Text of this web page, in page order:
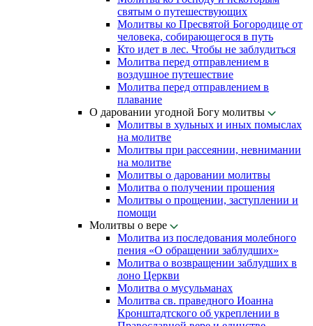
святым о путешествующих
Молитвы ко Пресвятой Богородице от
человека, собирающегося в путь
Кто идет в лес. Чтобы не заблудиться
Молитва перед отправлением в
воздушное путешествие
Молитва перед отправлением в
плавание
О даровании угодной Богу молитвы
Молитвы в хульных и иных помыслах
на молитве
Молитвы при рассеянии, невнимании
на молитве
Молитвы о даровании молитвы
Молитва о получении прошения
Молитвы о прощении, заступлении и
помощи
Молитвы о вере
Молитва из последования молебного
пения «О обращении заблудших»
Молитва о возвращении заблудших в
лоно Церкви
Молитва о мусульманах
Молитва св. праведного Иоанна
Кронштадтского об укреплении в